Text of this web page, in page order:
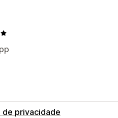
de privacidade